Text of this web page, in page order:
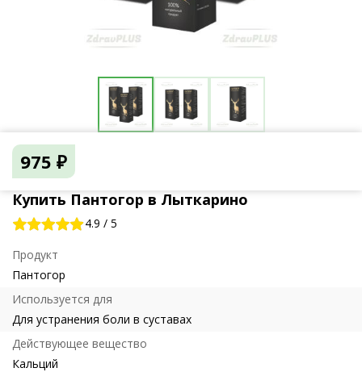
Купить Пантогор в Лыткарино
4.9 / 5
Продукт
Пантогор
Используется для
Для устранения боли в суставах
Действующее вещество
Кальций
975 ₽